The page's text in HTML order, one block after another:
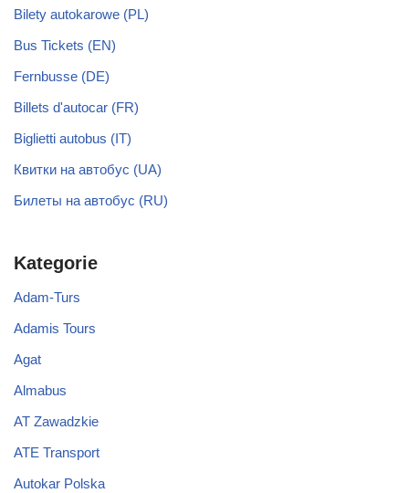
Bilety autokarowe (PL)
Bus Tickets (EN)
Fernbusse (DE)
Billets d'autocar (FR)
Biglietti autobus (IT)
Квитки на автобус (UA)
Билеты на автобус (RU)
Kategorie
Adam-Turs
Adamis Tours
Agat
Almabus
AT Zawadzkie
ATE Transport
Autokar Polska